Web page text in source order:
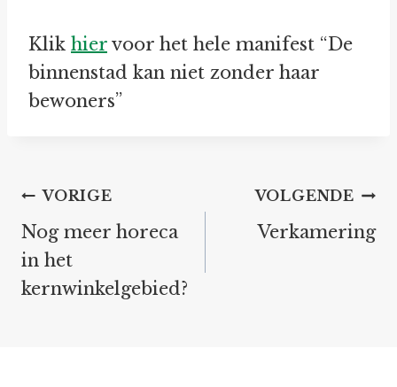
Klik hier voor het hele manifest “De
binnenstad kan niet zonder haar
bewoners”
Bericht
navigatie
VORIGE
Nog meer horeca
in het
kernwinkelgebied?
VOLGENDE
Verkamering